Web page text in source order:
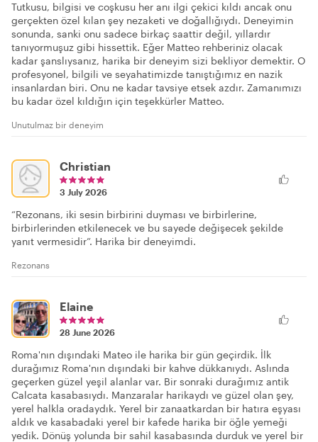
Tutkusu, bilgisi ve coşkusu her anı ilgi çekici kıldı ancak onu
gerçekten özel kılan şey nezaketi ve doğallığıydı. Deneyimin
sonunda, sanki onu sadece birkaç saattir değil, yıllardır
tanıyormuşuz gibi hissettik. Eğer Matteo rehberiniz olacak
kadar şanslıysanız, harika bir deneyim sizi bekliyor demektir. O
profesyonel, bilgili ve seyahatimizde tanıştığımız en nazik
insanlardan biri. Onu ne kadar tavsiye etsek azdır. Zamanımızı
bu kadar özel kıldığın için teşekkürler Matteo.
Unutulmaz bir deneyim
Christian
3 July 2026
“Rezonans, iki sesin birbirini duyması ve birbirlerine,
birbirlerinden etkilenecek ve bu sayede değişecek şekilde
yanıt vermesidir”. Harika bir deneyimdi.
Rezonans
Elaine
28 June 2026
Roma'nın dışındaki Mateo ile harika bir gün geçirdik. İlk
durağımız Roma'nın dışındaki bir kahve dükkanıydı. Aslında
geçerken güzel yeşil alanlar var. Bir sonraki durağımız antik
Calcata kasabasıydı. Manzaralar harikaydı ve güzel olan şey,
yerel halkla oradaydık. Yerel bir zanaatkardan bir hatıra eşyası
aldık ve kasabadaki yerel bir kafede harika bir öğle yemeği
yedik. Dönüş yolunda bir sahil kasabasında durduk ve yerel bir